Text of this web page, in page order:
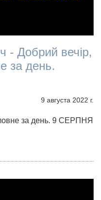
- Добрий вечір,
за день.
9 августа 2022 г.
за день. 9 СЕРПНЯ